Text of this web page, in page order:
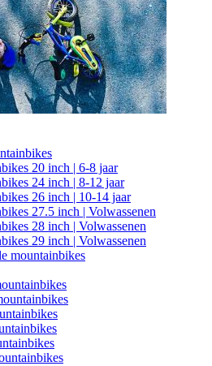
20 inch | 6-8 jaar
24 inch | 8-12 jaar
26 inch | 10-14 jaar
27.5 inch | Volwassenen
28 inch | Volwassenen
29 inch | Volwassenen
mountainbikes